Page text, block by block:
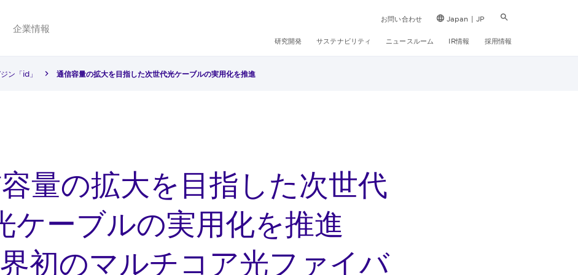
企業情報
お問い合わせ Japan | JP
研究開発 サステナビリティ ニュースルーム IR情報 採用情報
ン「id」 通信容量の拡大を目指した次世代光ケーブルの実用化を推進
量の拡大を目指した次世代
ケーブルの実用化を推進
初のマルチコア光ファイバ